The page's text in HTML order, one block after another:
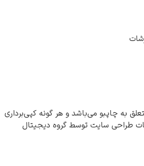
چاپبو می‌باشد و هر گونه کپی‌برداری
طراحی سایت توسط گروه دیجیتال